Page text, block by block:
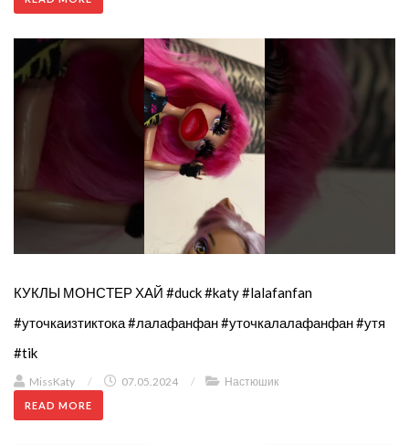
КУКЛЫ МОНСТЕР ХАЙ #duck #katy #lalafanfan
#уточкаизтиктока #лалафанфан #уточкалалафанфан #утя
#tik
MissKaty / 07.05.2024 / Настюшик
READ MORE